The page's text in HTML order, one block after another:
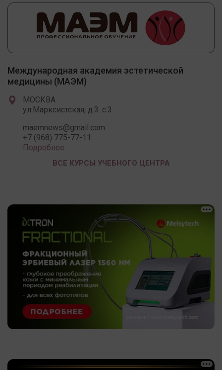
Международная академия эстетической
медицины (МАЭМ)
МОСКВА
ул.Марксистская, д.3. с.3
maemnews@gmail.com
+7 (968) 775-77-11
Подробнее
ВСЕ КУРСЫ УЧЕБНОГО ЦЕНТРА